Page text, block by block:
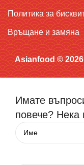
Политика за
Връщане и замяна
Asianfood ©
Имате
повече? Нека